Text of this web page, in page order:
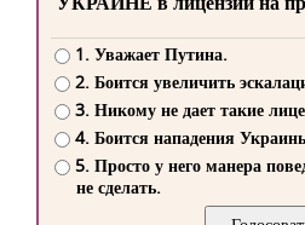
1. Уважает Путина.
2. Боится увеличить
3. Никому не дает такие
4. Боится нападения
5. Просто у него манера
не сделать.